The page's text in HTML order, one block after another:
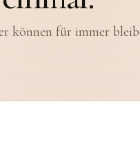
können für immer
Momente, die um euch